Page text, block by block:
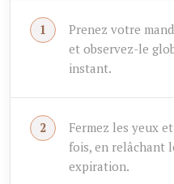
Prenez votre
et observez-le
instant.
Fermez les yeux
fois, en relâchant
expiration.